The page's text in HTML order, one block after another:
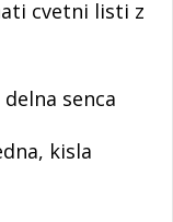
cvetni listi z
senca
kisla